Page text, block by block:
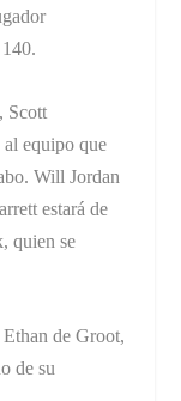
Scott
al equipo que
Will Jordan
estará de
quien se
de Groot,
de su